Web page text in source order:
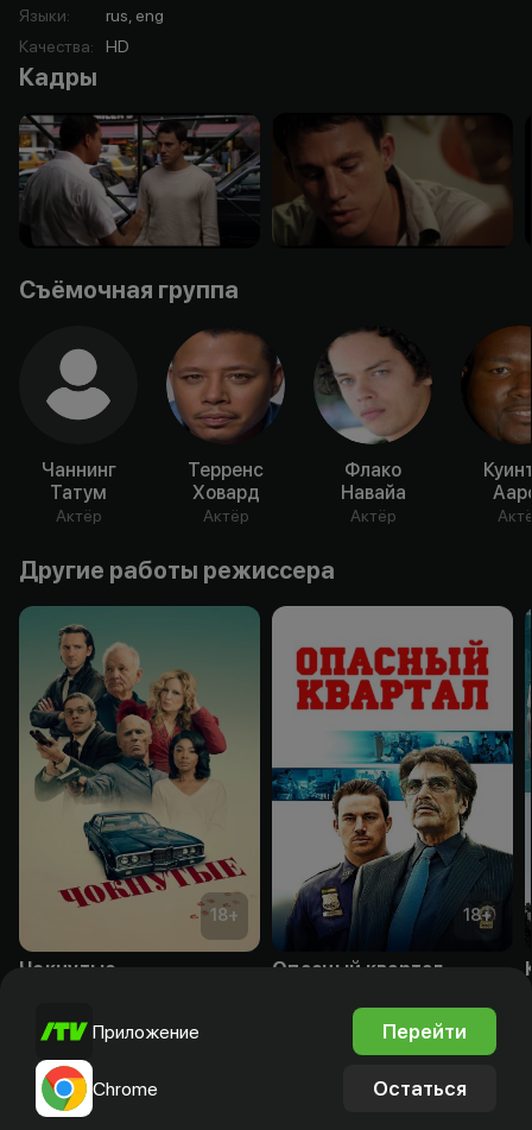
Языки:
rus, eng
Качества: HD
Кадры
Съёмочная группа
Чаннинг
Татум
Актёр
Терренс
Ховард
Актёр
Флако
Навайа
Актёр
Другие работы режиссера
18+
Чокнутые
18+
Опасный квартал
Приложение Перейти
Chrome Остаться